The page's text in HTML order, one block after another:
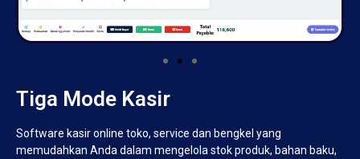
Tiga Mode Kasir
Software kasir online toko, service dan bengkel yang
memudahkan Anda dalam mengelola stok produk, bahan baku,